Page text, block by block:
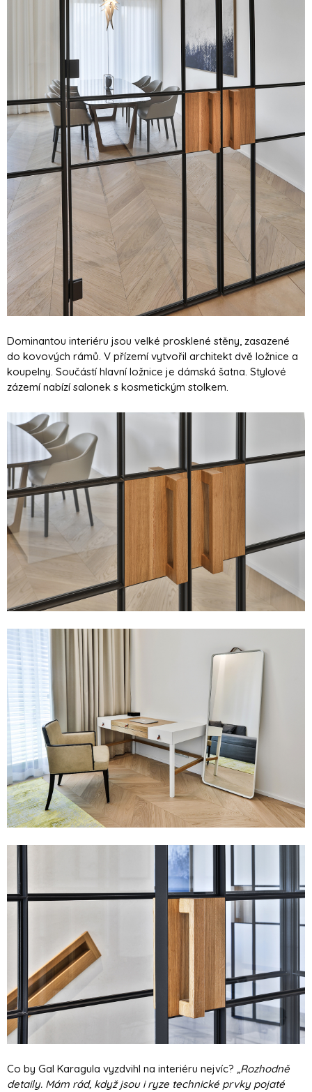
Dominantou interiéru jsou velké prosklené stěny, zasazené
do kovových rámů. V přízemí vytvořil architekt dvě ložnice a
koupelny. Součástí hlavní ložnice je dámská šatna. Stylové
zázemí nabízí salonek s kosmetickým stolkem.
Co by Gal Karagula vyzdvihl na interiéru nejvíc? „Rozhodně
detaily. Mám rád, když jsou i ryze technické prvky pojaté